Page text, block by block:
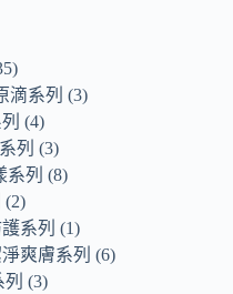
滴系列
3
4
列
3
系列
8
2
系列
1
淨爽膚系列
6
3